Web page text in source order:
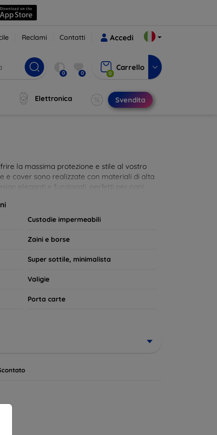
Reclami Contatti Accedi
0 0 0
Carrello
Elettronica Svendita
la massima protezione e stile al vostro
e cover sono realizzate con materiali di alta
eleganti e funzionali, perfetti per ogni
Custodie impermeabili
Zaini e borse
Super sottile, minimalista
Valigie
Porta carte